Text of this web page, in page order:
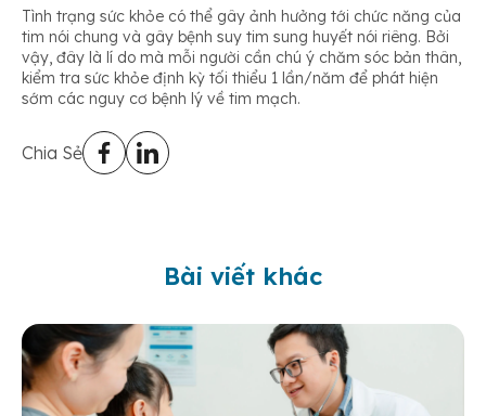
Tình trạng sức khỏe có thể gây ảnh hưởng tới chức năng của
tim nói chung và gây bệnh suy tim sung huyết nói riêng. Bởi
vậy, đây là lí do mà mỗi người cần chú ý chăm sóc bản thân,
kiểm tra sức khỏe định kỳ tối thiểu 1 lần/năm để phát hiện
sớm các nguy cơ bệnh lý về tim mạch.
Chia Sẻ
Bài viết khác